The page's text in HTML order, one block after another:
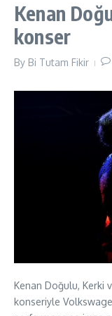
Kenan
konser
By Bi Tutam Fikir
Kenan Doğulu, Kerki
konseriyle